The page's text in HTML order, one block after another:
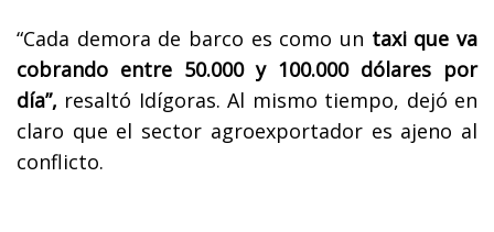
“Cada demora de barco es como un taxi que va
cobrando entre 50.000 y 100.000 dólares por
día”, resaltó Idígoras. Al mismo tiempo, dejó en
claro que el sector agroexportador es ajeno al
conflicto.